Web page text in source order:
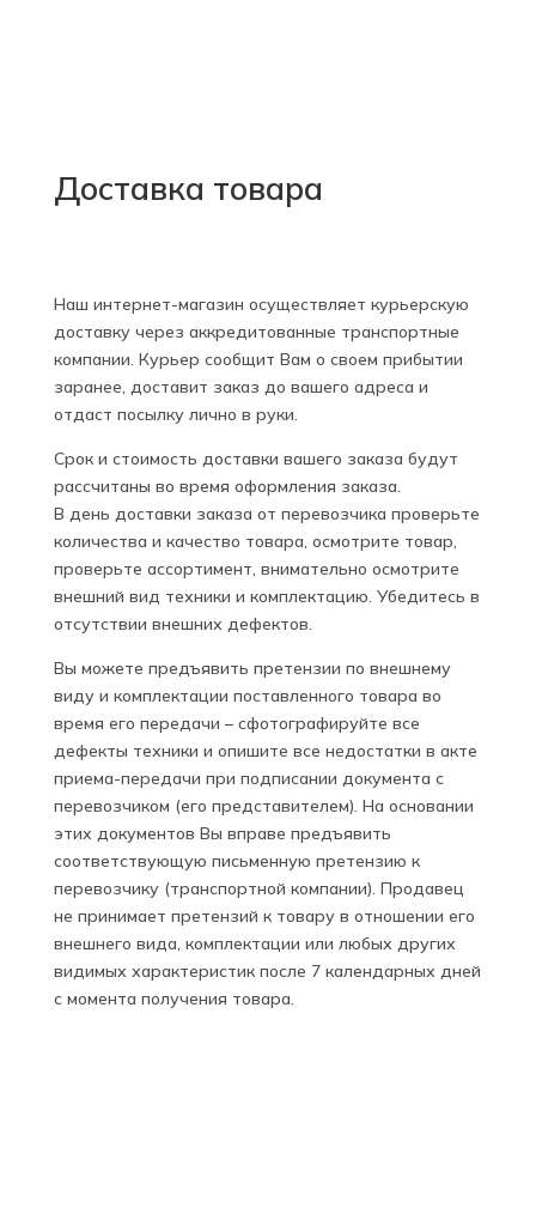
Доставка товара
Наш интернет-магазин осуществляет курьерскую
доставку через аккредитованные транспортные
компании. Курьер сообщит Вам о своем прибытии
заранее, доставит заказ до вашего адреса и
отдаст посылку лично в руки.
Срок и стоимость доставки вашего заказа будут
рассчитаны во время оформления заказа.
В день доставки заказа от перевозчика проверьте
количества и качество товара, осмотрите товар,
проверьте ассортимент, внимательно осмотрите
внешний вид техники и комплектацию. Убедитесь в
отсутствии внешних дефектов.
Вы можете предъявить претензии по внешнему
виду и комплектации поставленного товара во
время его передачи – сфотографируйте все
дефекты техники и опишите все недостатки в акте
приема-передачи при подписании документа с
перевозчиком (его представителем). На основании
этих документов Вы вправе предъявить
соответствующую письменную претензию к
перевозчику (транспортной компании). Продавец
не принимает претензий к товару в отношении его
внешнего вида, комплектации или любых других
видимых характеристик после 7 календарных дней
с момента получения товара.